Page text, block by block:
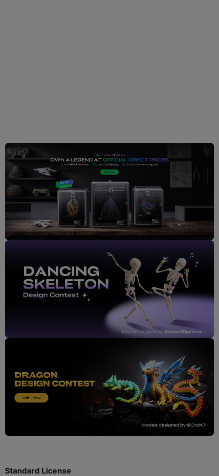
Standard License